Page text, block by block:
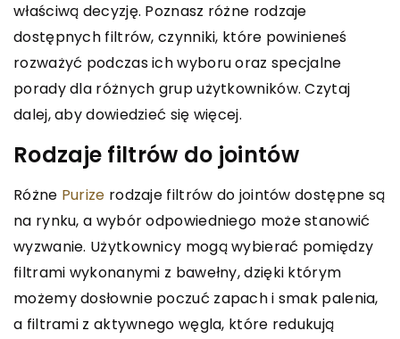
właściwą decyzję. Poznasz różne rodzaje
dostępnych filtrów, czynniki, które powinieneś
rozważyć podczas ich wyboru oraz specjalne
porady dla różnych grup użytkowników. Czytaj
dalej, aby dowiedzieć się więcej.
Rodzaje filtrów do jointów
Różne Purize rodzaje filtrów do jointów dostępne są
na rynku, a wybór odpowiedniego może stanowić
wyzwanie. Użytkownicy mogą wybierać pomiędzy
filtrami wykonanymi z bawełny, dzięki którym
możemy dosłownie poczuć zapach i smak palenia,
a filtrami z aktywnego węgla, które redukują